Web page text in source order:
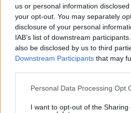
us or personal information
your opt-out. You may separately
disclosure of your personal
IAB’s list of downstream
also be disclosed by us to third
Downstream Participants that may
Please note that this website/app
not limited to your visit or usage
Personal Data Processing Opt
I want to opt-out of the Sharing